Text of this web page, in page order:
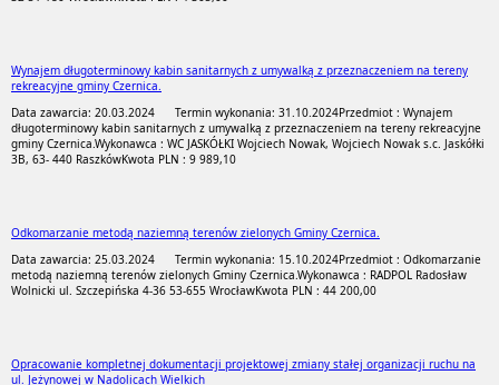
Wynajem długoterminowy kabin sanitarnych z umywalką z przeznaczeniem na tereny
rekreacyjne gminy Czernica.
Data zawarcia: 20.03.2024 Termin wykonania: 31.10.2024Przedmiot : Wynajem
długoterminowy kabin sanitarnych z umywalką z przeznaczeniem na tereny rekreacyjne
gminy Czernica.Wykonawca : WC JASKÓŁKI Wojciech Nowak, Wojciech Nowak s.c. Jaskółki
3B, 63- 440 RaszkówKwota PLN : 9 989,10
Odkomarzanie metodą naziemną terenów zielonych Gminy Czernica.
Data zawarcia: 25.03.2024 Termin wykonania: 15.10.2024Przedmiot : Odkomarzanie
metodą naziemną terenów zielonych Gminy Czernica.Wykonawca : RADPOL Radosław
Wolnicki ul. Szczepińska 4-36 53-655 WrocławKwota PLN : 44 200,00
Opracowanie kompletnej dokumentacji projektowej zmiany stałej organizacji ruchu na
ul. Jeżynowej w Nadolicach Wielkich